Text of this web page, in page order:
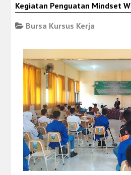
Kegiatan Penguatan Mindset
Bursa Kursus Kerja